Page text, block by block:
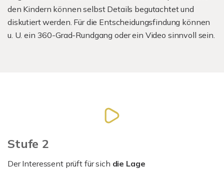
den Kindern können selbst Details begutachtet und
diskutiert werden. Für die Entscheidungsfindung können
u. U. ein 360-Grad-Rundgang oder ein Video sinnvoll sein.
Stufe 2
Der Interessent prüft für sich die Lage